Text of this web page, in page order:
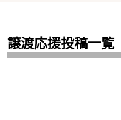
譲渡応援投稿一覧